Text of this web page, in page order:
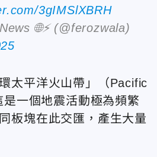
3gIMSlXBRH
🌐⚡️ (@ferozwala)
太平洋火山帶」（Pacific
一個地震活動極為頻繁
板塊在此交匯，產生大量